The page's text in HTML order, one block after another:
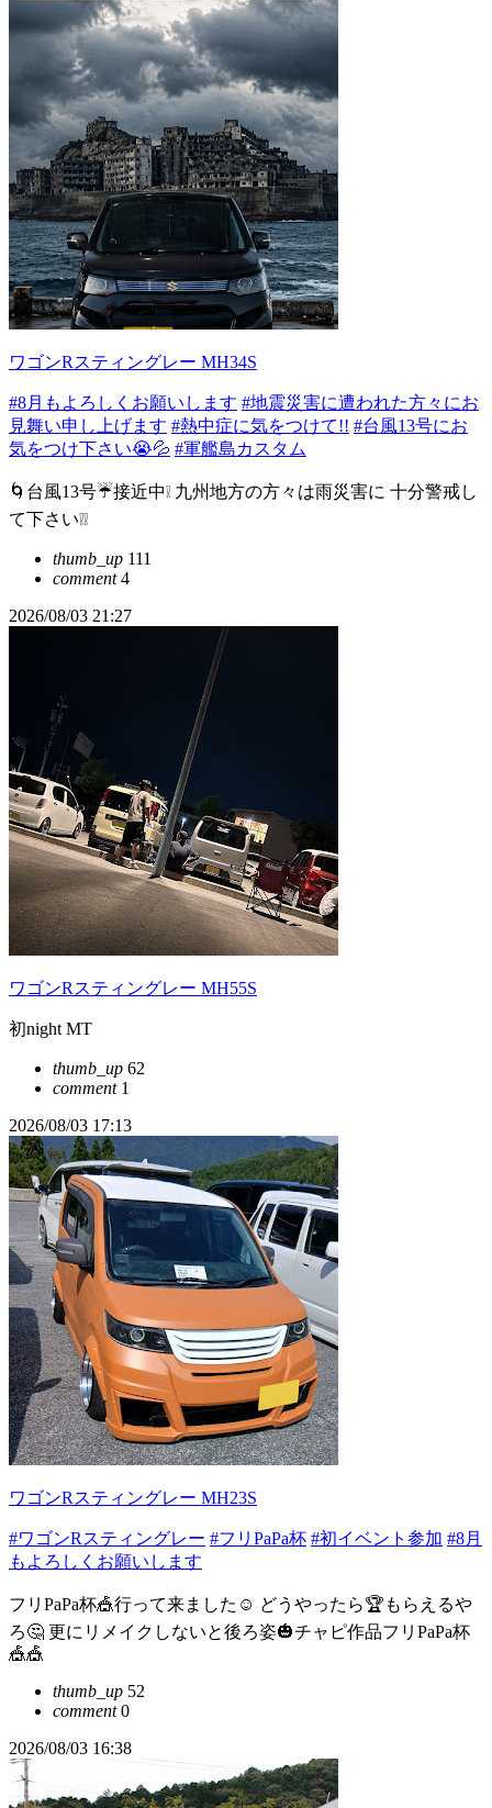
ワゴンRスティングレー MH34S
#8月もよろしくお願いします #地震災害に遭われた方々にお
見舞い申し上げます #熱中症に気をつけて!! #台風13号にお
気をつけ下さい😭💦 #軍艦島カスタム
🌀台風13号☔接近中❕ 九州地方の方々は雨災害に 十分警戒し
て下さい❕❕
thumb_up 111
comment4
2026/08/03 21:27
ワゴンRスティングレー MH55S
初night MT
thumb_up 62
comment1
2026/08/03 17:13
ワゴンRスティングレー MH23S
#ワゴンRスティングレー #フリPaPa杯 #初イベント参加 #8月
もよろしくお願いします
フリPaPa杯🎪行って来ました☺ どうやったら🏆もらえるや
ろ🤔 更にリメイクしないと後ろ姿🎃チャピ作品フリPaPa杯
🎪🎪
thumb_up 52
comment0
2026/08/03 16:38